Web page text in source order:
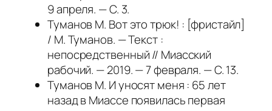
9 апреля. — С. 3.
Туманов М. Вот это трюк! : [фристайл]
/ М. Туманов. — Текст :
непосредственный // Миасский
рабочий. — 2019. — 7 февраля. — С. 13.
Туманов М. И уносят меня : 65 лет
назад в Миассе появилась первая